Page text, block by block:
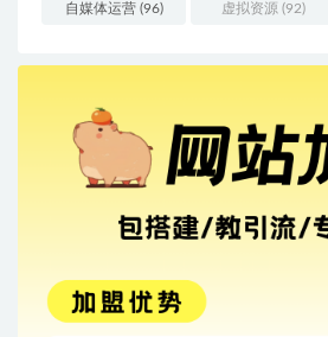
自媒体运营(96) 虚拟资源 (92)